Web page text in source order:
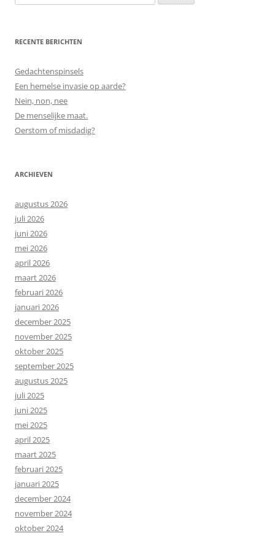
naar:
RECENTE BERICHTEN
Gedachtenspinsels
Een hemelse invasie op aarde?
Nein, non, nee
De menselijke maat.
Oerstom of misdadig?
ARCHIEVEN
augustus 2026
juli 2026
juni 2026
mei 2026
april 2026
maart 2026
februari 2026
januari 2026
december 2025
november 2025
oktober 2025
september 2025
augustus 2025
juli 2025
juni 2025
mei 2025
april 2025
maart 2025
februari 2025
januari 2025
december 2024
november 2024
oktober 2024